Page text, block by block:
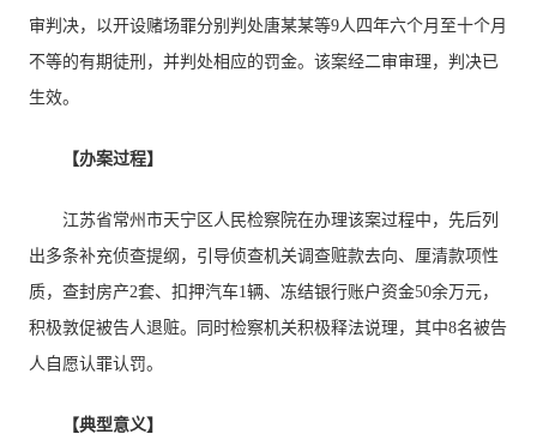
审判决，以开设赌场罪分别判处唐某某等9人四年六个月至十个月
不等的有期徒刑，并判处相应的罚金。该案经二审审理，判决已
生效。
【办案过程】
江苏省常州市天宁区人民检察院在办理该案过程中，先后列
出多条补充侦查提纲，引导侦查机关调查赃款去向、厘清款项性
质，查封房产2套、扣押汽车1辆、冻结银行账户资金50余万元，
积极敦促被告人退赃。同时检察机关积极释法说理，其中8名被告
人自愿认罪认罚。
【典型意义】